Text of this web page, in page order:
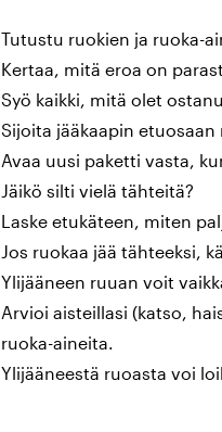
Tutustu ruokien ja ruoka-
Kertaa, mitä eroa on
Syö kaikki, mitä olet
Sijoita jääkaapin
Avaa uusi paketti vasta,
Jäikö silti vielä tähteitä?
Laske etukäteen, miten
Jos ruokaa jää tähteeksi,
Ylijääneen ruuan voit
Arvioi aisteillasi (katso,
ruoka-aineita.
Ylijääneestä ruoasta voi